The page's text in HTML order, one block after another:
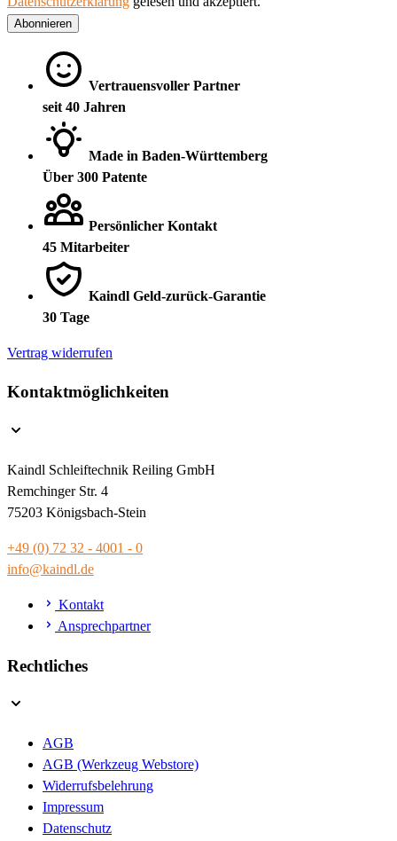
Abonnieren
Vertrauensvoller Partner
seit 40 Jahren
Made in Baden-Württemberg
Über 300 Patente
Persönlicher Kontakt
45 Mitarbeiter
Kaindl Geld-zurück-Garantie
30 Tage
Vertrag widerrufen
Kontaktmöglichkeiten
Kaindl Schleiftechnik Reiling GmbH
Remchinger Str. 4
75203 Königsbach-Stein
+49 (0) 72 32 - 4001 - 0
info@kaindl.de
Kontakt
Ansprechpartner
Rechtliches
AGB
AGB (Werkzeug Webstore)
Widerrufsbelehrung
Impressum
Datenschutz